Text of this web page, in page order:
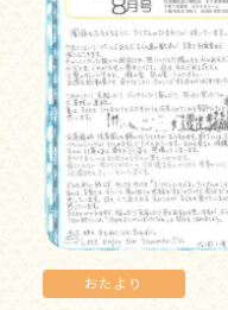
病後児保育
おたより